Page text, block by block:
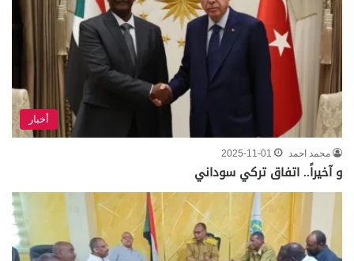
أخبار
محمد احمد 2025-11-01
و آخيراً.. اتفاق تركي سوداني